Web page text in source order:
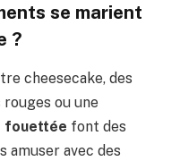
se marient
?
cheesecake, des
ou une
fouettée font des
amuser avec des